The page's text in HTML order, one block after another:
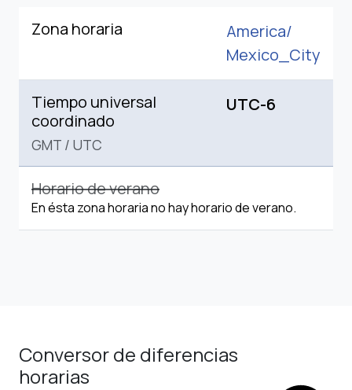
Zona horaria
America/
Mexico_City
Tiempo universal
coordinado
GMT / UTC
UTC-6
Horario de verano
En ésta zona horaria no hay horario de verano.
Conversor de diferencias
horarias